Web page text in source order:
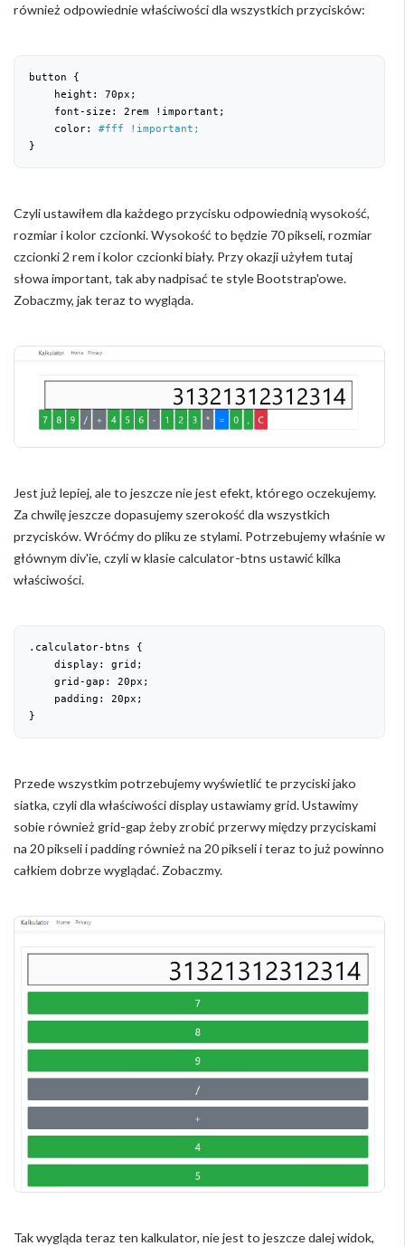
również odpowiednie właściwości dla wszystkich przycisków:
button {
    height:
70px;
    font-size:
2 rem !important;
    color:
#fff !important;
}
Czyli ustawiłem dla każdego przycisku odpowiednią wysokość,
rozmiar i kolor czcionki. Wysokość to będzie 70 pikseli, rozmiar
czcionki 2 rem i kolor czcionki biały. Przy okazji użyłem tutaj
słowa important, tak aby nadpisać te style Bootstrap'owe.
Zobaczmy, jak teraz to wygląda.
Jest już lepiej, ale to jeszcze nie jest efekt, którego oczekujemy.
Za chwilę jeszcze dopasujemy szerokość dla wszystkich
przycisków. Wróćmy do pliku ze stylami. Potrzebujemy właśnie w
głównym div'ie, czyli w klasie calculator-btns ustawić kilka
właściwości.
.calculator-btns {
    display: grid;
    grid-gap:
20px;
    padding:
20px;
}
Przede wszystkim potrzebujemy wyświetlić te przyciski jako
siatka, czyli dla właściwości display ustawiamy grid. Ustawimy
sobie również grid-gap żeby zrobić przerwy między przyciskami
na 20 pikseli i padding również na 20 pikseli i teraz to już powinno
całkiem dobrze wyglądać. Zobaczmy.
Tak wygląda teraz ten kalkulator, nie jest to jeszcze dalej widok,